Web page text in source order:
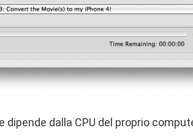
dalla CPU del proprio